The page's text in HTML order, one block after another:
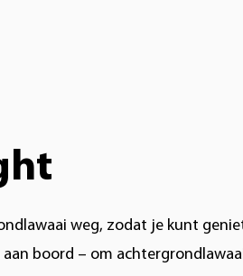
weg, zodat je kunt
boord – om